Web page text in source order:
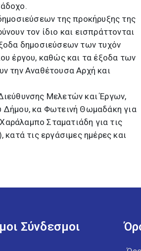
της προκήρυξης της
τον ίδιο και εισπράττονται
δημοσιεύσεων των τυχόν
έργου, καθώς και τα έξοδα των
την Αναθέτουσα Αρχή και
Μελετών και Έργων,
Δήμου, κα Φωτεινή Θωμαδάκη για
Σταματιάδη για τις
τις εργάσιμες ημέρες και
Σύνδεσμοι